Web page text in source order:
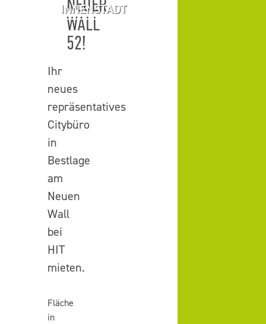
INNENSTADT
NEUER
WALL
52!
Ihr
neues
repräsentatives
Citybüro
in
Bestlage
am
Neuen
Wall
bei
HIT
mieten.
Fläche
in